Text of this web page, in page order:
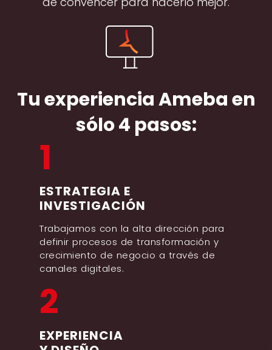
Tu experiencia Ameba en
sólo 4 pasos:
1
ESTRATEGIA E
INVESTIGACIÓN
Trabajamos con la alta dirección para
definir procesos de transformación y
crecimiento de negocio a través de
canales digitales.
2
EXPERIENCIA